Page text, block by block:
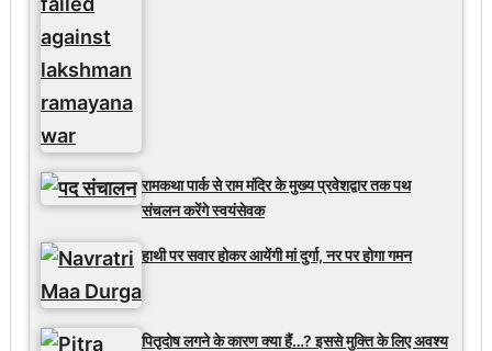
रामकथा पार्क से राम मंदिर के मुख्य प्रवेशद्वार तक पथ
संचलन करेंगे स्वयंसेवक
हाथी पर सवार होकर आयेंगी मां दुर्गा, नर पर होगा गमन
पितृदोष लगने के कारण क्या हैं…? इससे मुक्ति के लिए अवश्य